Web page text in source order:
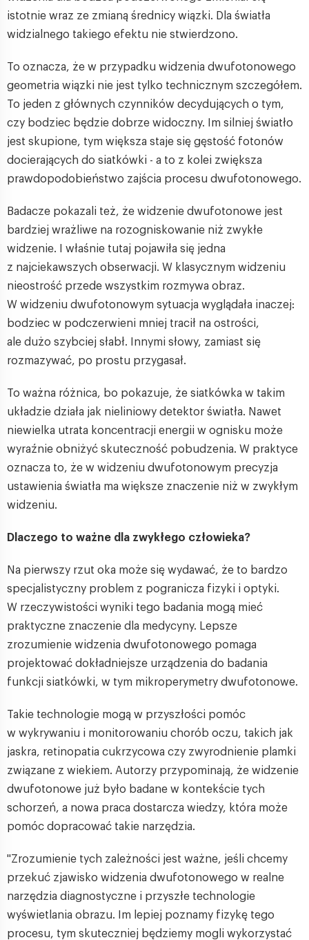
istotnie wraz ze zmianą średnicy wiązki. Dla światła
widzialnego takiego efektu nie stwierdzono.
To oznacza, że w przypadku widzenia dwufotonowego
geometria wiązki nie jest tylko technicznym szczegółem.
To jeden z głównych czynników decydujących o tym,
czy bodziec będzie dobrze widoczny. Im silniej światło
jest skupione, tym większa staje się gęstość fotonów
docierających do siatkówki - a to z kolei zwiększa
prawdopodobieństwo zajścia procesu dwufotonowego.
Badacze pokazali też, że widzenie dwufotonowe jest
bardziej wrażliwe na rozogniskowanie niż zwykłe
widzenie. I właśnie tutaj pojawiła się jedna
z najciekawszych obserwacji. W klasycznym widzeniu
nieostrość przede wszystkim rozmywa obraz.
W widzeniu dwufotonowym sytuacja wyglądała inaczej:
bodziec w podczerwieni mniej tracił na ostrości,
ale dużo szybciej słabł. Innymi słowy, zamiast się
rozmazywać, po prostu przygasał.
To ważna różnica, bo pokazuje, że siatkówka w takim
układzie działa jak nieliniowy detektor światła. Nawet
niewielka utrata koncentracji energii w ognisku może
wyraźnie obniżyć skuteczność pobudzenia. W praktyce
oznacza to, że w widzeniu dwufotonowym precyzja
ustawienia światła ma większe znaczenie niż w zwykłym
widzeniu.
Dlaczego to ważne dla zwykłego człowieka?
Na pierwszy rzut oka może się wydawać, że to bardzo
specjalistyczny problem z pogranicza fizyki i optyki.
W rzeczywistości wyniki tego badania mogą mieć
praktyczne znaczenie dla medycyny. Lepsze
zrozumienie widzenia dwufotonowego pomaga
projektować dokładniejsze urządzenia do badania
funkcji siatkówki, w tym mikroperymetry dwufotonowe.
Takie technologie mogą w przyszłości pomóc
w wykrywaniu i monitorowaniu chorób oczu, takich jak
jaskra, retinopatia cukrzycowa czy zwyrodnienie plamki
związane z wiekiem. Autorzy przypominają, że widzenie
dwufotonowe już było badane w kontekście tych
schorzeń, a nowa praca dostarcza wiedzy, która może
pomóc dopracować takie narzędzia.
"Zrozumienie tych zależności jest ważne, jeśli chcemy
przekuć zjawisko widzenia dwufotonowego w realne
narzędzia diagnostyczne i przyszłe technologie
wyświetlania obrazu. Im lepiej poznamy fizykę tego
procesu, tym skuteczniej będziemy mogli wykorzystać